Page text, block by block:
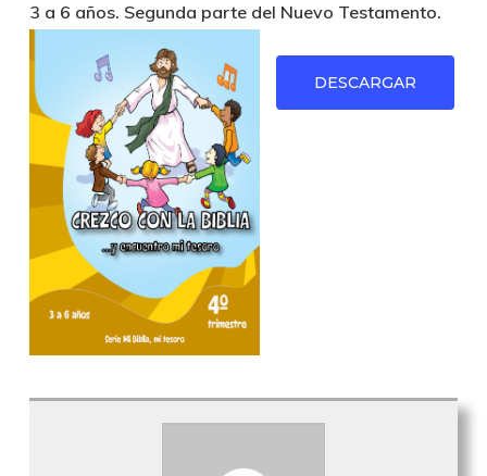
3 a 6 años. Segunda parte del Nuevo Testamento.
DESCARGAR